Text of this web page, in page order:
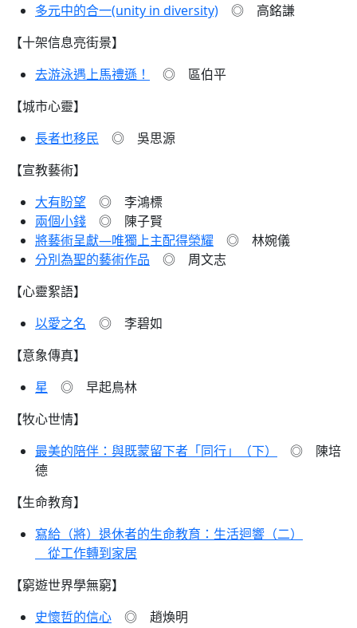
多元中的合一(unity in diversity) ◎ 高銘謙
【十架信息亮街景】
去游泳遇上馬禮遜！
◎ 區伯平
【城市心靈】
長者也移民 ◎ 吳思源
【宣教藝術】
大有盼望 ◎ 李鴻標
兩個小錢 ◎ 陳子賢
將藝術呈獻—唯獨上主配得榮耀 ◎ 林婉儀
分別為聖的藝術作品 ◎ 周文志
【心靈絮語】
以愛之名 ◎ 李碧如
【意象傳真】
星 ◎ 早起鳥林
【牧心世情】
最美的陪伴：與既蒙留下者「同行」（下）
◎ 陳培
德
【生命教育】
寫給（將）退休者的生命教育：生活迴響（二）
從工作轉到家居
【窮遊世界學無窮】
史懷哲的信心 ◎ 趙煥明